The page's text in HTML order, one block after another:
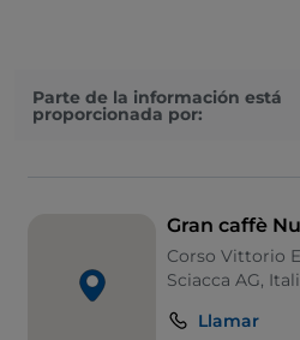
Parte de la información está
proporcionada por:
Gran caffè
Corso Vittorio
Sciacca AG,
Llamar